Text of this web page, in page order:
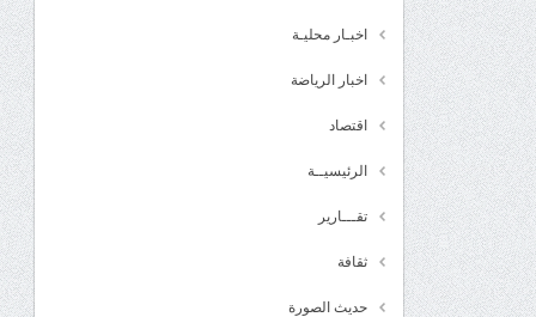
اخبـار محليـة
اخبار الرياضة
اقتصاد
الرئيسيــة
تقـــارير
ثقافة
حديث الصورة